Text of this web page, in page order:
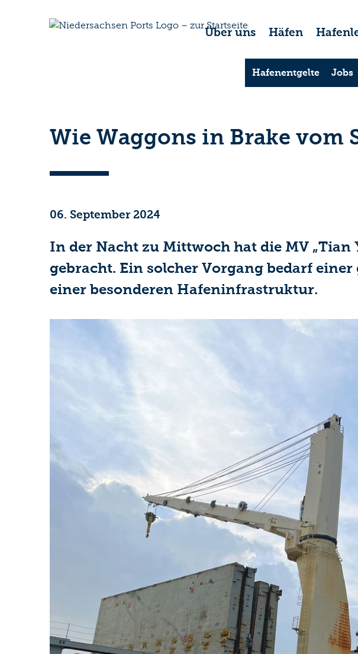
Über uns Häfen
Hafenentgelte Jobs
Wie Waggons in Brake vom
06. September 2024
In der Nacht zu Mittwoch hat die MV
gebracht. Ein solcher Vorgang bedarf
einer besonderen Hafeninfrastruktur.